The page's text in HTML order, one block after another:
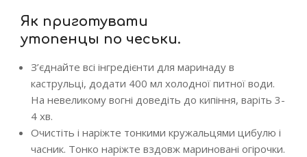
Як приготувати
утопенцы по чеськи.
З’єднайте всі інгредієнти для маринаду в
каструльці, додати 400 мл холодної питної води.
На невеликому вогні доведіть до кипіння, варіть 3-
4 хв.
Очистіть і наріжте тонкими кружальцями цибулю і
часник. Тонко наріжте вздовж мариновані огірочки.